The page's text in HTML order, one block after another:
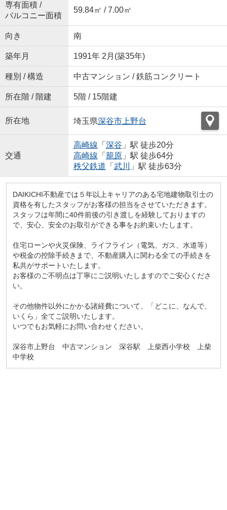
専有面積 /
バルコニー面積
59.84㎡ / 7.00㎡
向き 南
築年月 1991年 2月(築35年)
種別 / 構造 中古マンション / 鉄筋コンクリート
所在階 / 階建 5階 / 15階建
所在地 埼玉県深谷市上野台
交通
高崎線 「 深谷 」駅 徒歩20分
高崎線 「 籠原」駅 徒歩64分
秩父鉄道 「 武川 」駅 徒歩63分
DAIKICHI不動産では５年以上キャリアのある宅地建物取引士の
資格を有したスタッフがお客様の担当をさせていただきます。
スタッフは年間に40件前後の引き渡しを経験しておりますの
で、安心、安全のお取引ができる事をお約束いたします。
住宅ローンや火災保険、ライフライン（電気、ガス、水道等）
や税金の控除手続きまで、不動産購入に関わる全ての手続きを
私共がサポートいたします。
お客様のご不明点は丁寧にご説明いたしますのでご安心くださ
い。
その他物件以外にかかる諸経費について、「どこに、なんで、
いくら」全てご説明いたします。
いつでもお気軽にお問い合わせください。
深谷市上野台 中古マンション 深谷駅 上柴西小学校 上柴
中学校